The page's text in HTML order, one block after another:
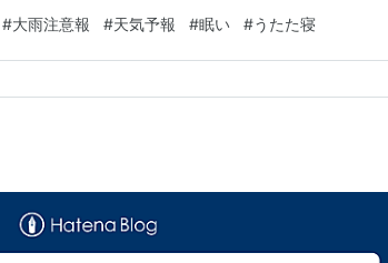
#大雨注意報 #天気予報 #眠い #うたた寝